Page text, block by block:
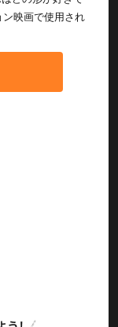
映画で使用され